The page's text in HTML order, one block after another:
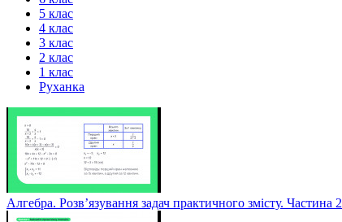
5 клас
4 клас
3 клас
2 клас
1 клас
Руханка
Алгебра. Розв’язування задач практичного змісту. Частина 2